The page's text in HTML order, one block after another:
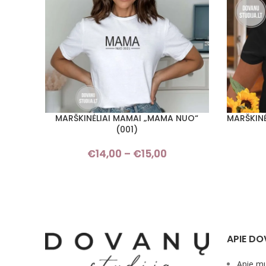
PASIRINKTI SAVYBES
MARŠKINĖLIAI MAMAI „MAMA NUO“
(001)
€14,00 – €15,00
APIE
Apie